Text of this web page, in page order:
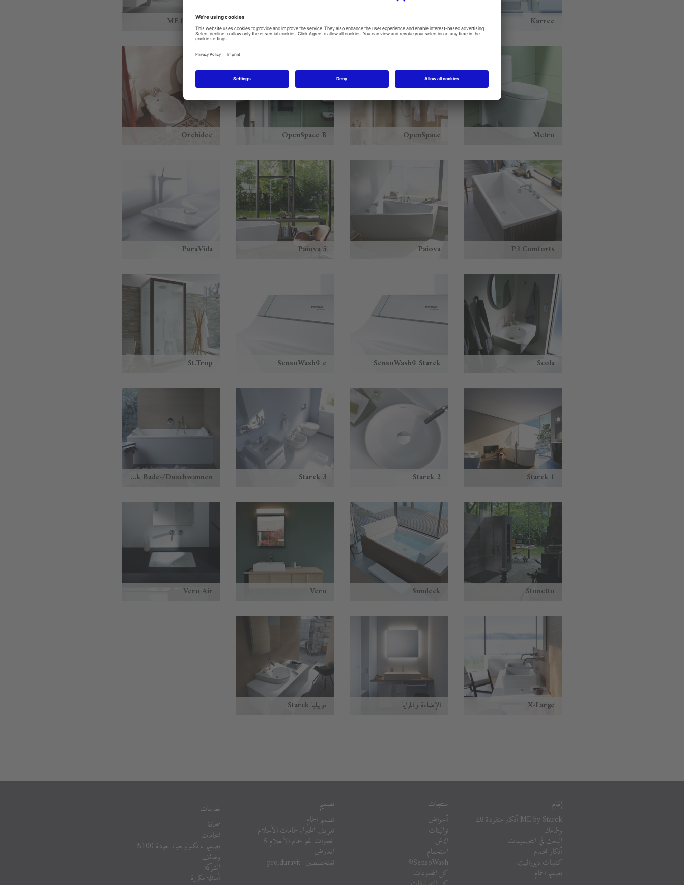
Karree
ME by Starck
Metro
OpenSpace
OpenSpace B
Orchidee
P3 Comforts
Paiova
Paiova 5
PuraVida
Scola
SensoWash® Starck
SensoWash® e
St.Trop
Starck 1
Starck 2
Starck 3
Starck Bade-/Duschwannen
Stonetto
Sundeck
Vero
Vero Air
X-Large الإضاءة و المرايا موبيليا Starck
إلهام
ME by Starck أفكار متفردة لك
ولحمامك
البحث في التصميمات
أفكار للحمام
كتيبات ديوراڨيت
تصميم الحمام
منتجات
أحواض
تواليتات
الدش
استحمام
SensoWash®
كل المجموعات
تصميم
تصميم الحمام
تعريف الخبراء لحمامات الأحلام
خطوات نحو حمام الأحلام 5
المعارض
للمتخصصين : pro.duravit
خدمات
صحافة
الخامات
تصميم ، تكنولوجيا، جودة 100%
وظائف
الشركة
أسئلة مكررة